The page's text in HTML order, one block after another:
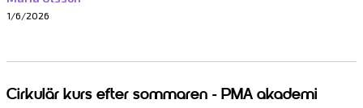
1/6/2026
Cirkulär kurs efter sommaren - PMA akademi